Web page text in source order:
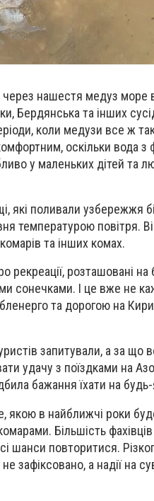
нашестя медуз море
Бердянська та інших
коли медузи все ж
оскільки вода
у маленьких дітей та
які поливали узбережжя
температурою повітря.
та інших комах.
розташовані на
сонечками. І це вже не
та дорогою на
запитували, а за що
удачу з поїздками на
бажання їхати на
якою в найближчі роки
Більшість фахівців
шанси повторитися.
зафіксовано, а надії на